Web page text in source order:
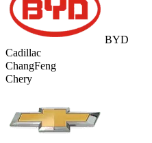
BYD
Cadillac
ChangFeng
Chery